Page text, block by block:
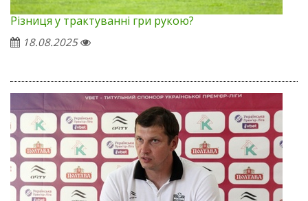
Різниця у трактуванні гри рукою?
18.08.2025